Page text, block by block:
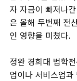
자 자금이 빠져나
은 올해 두번째 전
인 영향을 미쳤다.
정완 경희대 법학
업이나 서비스업